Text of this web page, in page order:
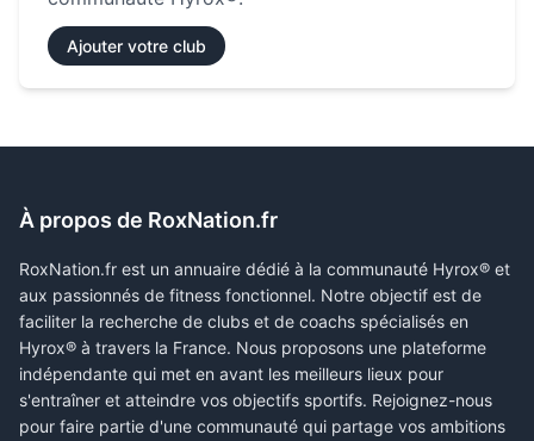
Ajouter votre club
À propos de RoxNation.fr
RoxNation.fr est un annuaire dédié à la communauté Hyrox® et
aux passionnés de fitness fonctionnel. Notre objectif est de
faciliter la recherche de clubs et de coachs spécialisés en
Hyrox® à travers la France. Nous proposons une plateforme
indépendante qui met en avant les meilleurs lieux pour
s'entraîner et atteindre vos objectifs sportifs. Rejoignez-nous
pour faire partie d'une communauté qui partage vos ambitions